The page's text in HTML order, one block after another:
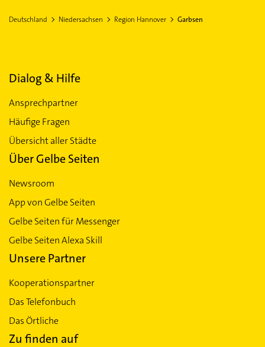
Deutschland Niedersachsen Region Hannover Garbsen
Dialog & Hilfe
Ansprechpartner
Häufige Fragen
Übersicht aller Städte
Über Gelbe Seiten
Newsroom
App von Gelbe Seiten
Gelbe Seiten für Messenger
Gelbe Seiten Alexa Skill
Unsere Partner
Kooperationspartner
Das Telefonbuch
Das Örtliche
Zu finden auf